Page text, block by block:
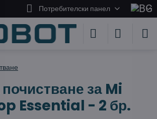
Потребителски панел
за Mi
Essential - 2 бр.